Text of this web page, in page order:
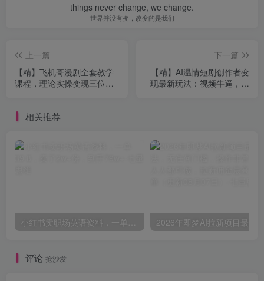
things never change, we change.
世界并没有变，改变的是我们
上一篇
【精】飞机哥漫剧全套教学
课程，理论实操变现三位一
下一篇
【精】AI温情短剧创作者变
现最新玩法：视频牛逼，条
相关推荐
评论 抢沙发